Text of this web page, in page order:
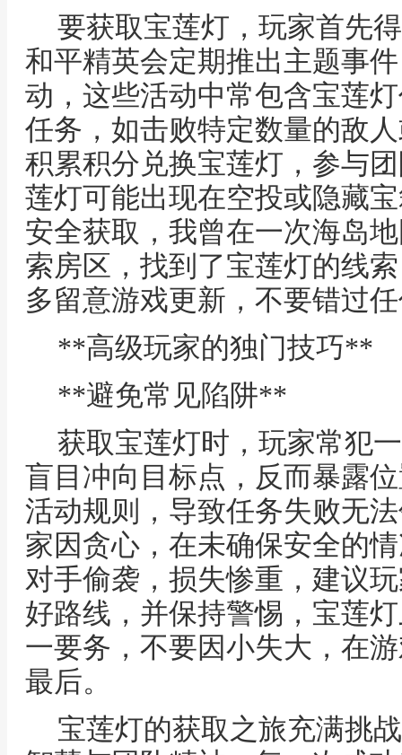
要获取宝莲灯，玩家首先
和平精英会定期推出主题事
动，这些活动中常包含宝莲
任务，如击败特定数量的敌
积累积分兑换宝莲灯，参与
莲灯可能出现在空投或隐藏
安全获取，我曾在一次海岛
索房区，找到了宝莲灯的线
多留意游戏更新，不要错过
**高级玩家的独门技巧**
**避免常见陷阱**
获取宝莲灯时，玩家常犯
盲目冲向目标点，反而暴露
活动规则，导致任务失败无
家因贪心，在未确保安全的
对手偷袭，损失惨重，建议
好路线，并保持警惕，宝莲
一要务，不要因小失大，在
最后。
宝莲灯的获取之旅充满挑